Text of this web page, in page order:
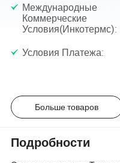
Международные
Коммерческие
Условия(Инкотермс):
Условия Платежа:
Больше товаров
Подробности